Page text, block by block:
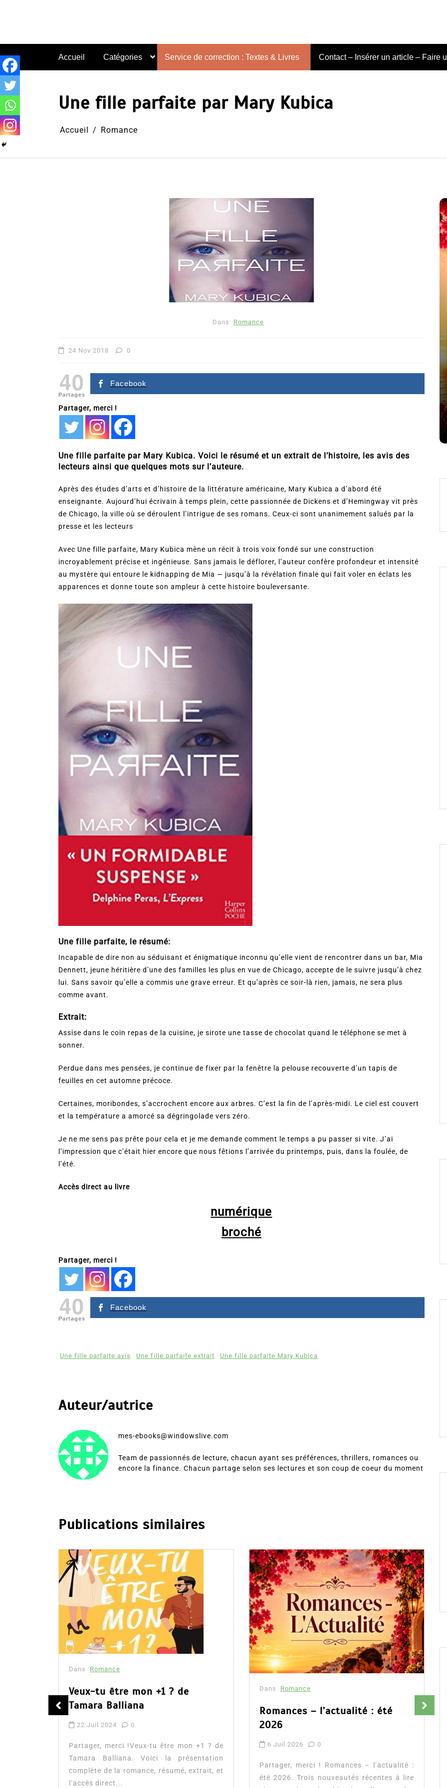
Accueil Catégories Service de correction : Textes & Livres Contact – Insérer un article – Faire
Une fille parfaite par Mary Kubica
Accueil Romance
Dans Romance
24 Nov 2018 0
40
Partages
Facebook
Partager, merci !
Une fille parfaite par Mary Kubica. Voici le résumé et un extrait de l’histoire, les avis des
lecteurs ainsi que quelques mots sur l’auteure.
Après des études d’arts et d’histoire de la littérature américaine, Mary Kubica a d’abord été
enseignante. Aujourd’hui écrivain à temps plein, cette passionnée de Dickens et d’Hemingway vit près
de Chicago, la ville où se déroulent l’intrigue de ses romans. Ceux-ci sont unanimement salués par la
presse et les lecteurs
Avec Une fille parfaite, Mary Kubica mène un récit à trois voix fondé sur une construction
incroyablement précise et ingénieuse. Sans jamais le déflorer, l’auteur confère profondeur et intensité
au mystère qui entoure le kidnapping de Mia — jusqu’à la révélation finale qui fait voler en éclats les
apparences et donne toute son ampleur à cette histoire bouleversante.
Une fille parfaite, le résumé:
Incapable de dire non au séduisant et énigmatique inconnu qu’elle vient de rencontrer dans un bar, Mia
Dennett, jeune héritière d’une des familles les plus en vue de Chicago, accepte de le suivre jusqu’à chez
lui. Sans savoir qu’elle a commis une grave erreur. Et qu’après ce soir-là rien, jamais, ne sera plus
comme avant.
Extrait:
Assise dans le coin repas de la cuisine, je sirote une tasse de chocolat quand le téléphone se met à
sonner.
Perdue dans mes pensées, je continue de fixer par la fenêtre la pelouse recouverte d’un tapis de
feuilles en cet automne précoce.
Certaines, moribondes, s’accrochent encore aux arbres. C’est la fin de l’après-midi. Le ciel est couvert
et la température a amorcé sa dégringolade vers zéro.
Je ne me sens pas prête pour cela et je me demande comment le temps a pu passer si vite. J’ai
l’impression que c’était hier encore que nous fêtions l’arrivée du printemps, puis, dans la foulée, de
l’été.
Accès direct au livre
numérique
broché
Partager, merci !
40
Partages
Facebook
Une fille parfaite avis Une fille parfaite extrait Une fille parfaite Mary Kubica
Auteur/autrice
mes-ebooks@windowslive.com
Team de passionnés de lecture, chacun ayant ses préférences, thrillers, romances ou
encore la finance. Chacun partage selon ses lectures et son coup de coeur du moment
Publications similaires
Dans Romance
2026
6 Juil 2026 0
été 2026. Trois nouveautés récentes à lire
si vous aimez les histoires d’amour, les
littérature sentimentale romance
Romance
Fleur aux pétales d’or : la
romance auto éditée qui séduit
Amazon France
9 Avr 2026 0
Partager, merci !Fleur aux pétales d’or de
Flora Péony, découvrez notre avis, la
ainsi que l’accès direct...